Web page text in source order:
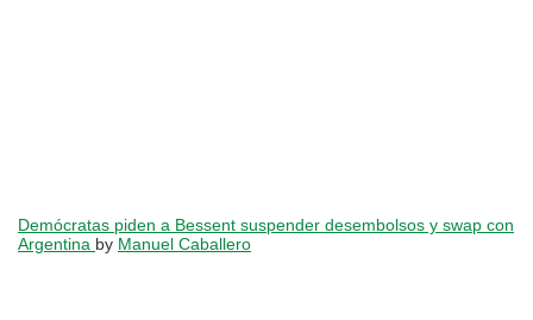
Demócratas piden a Bessent suspender desembolsos y swap con
Argentina by Manuel Caballero